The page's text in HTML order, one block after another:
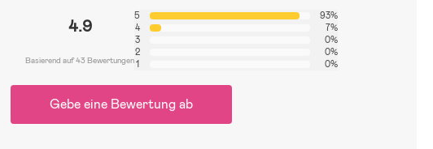
4.9
Basierend auf 43 Bewertungen
5
93%
4
7%
3
0%
2
0%
1
0%
Gebe eine Bewertung ab